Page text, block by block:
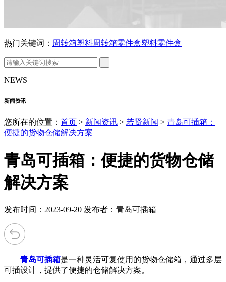
热门关键词： 周转箱塑料周转箱零件盒塑料零件盒
NEWS
新闻资讯
您所在的位置： 首页 > 新闻资讯 > 若贤新闻 > 青岛可插箱：
便捷的货物仓储解决方案
青岛可插箱：便捷的货物仓储
解决方案
发布时间：2023-09-20 发布者：青岛可插箱
青岛可插箱是一种灵活可复使用的货物仓储箱，通过多层
可插设计，提供了便捷的仓储解决方案。